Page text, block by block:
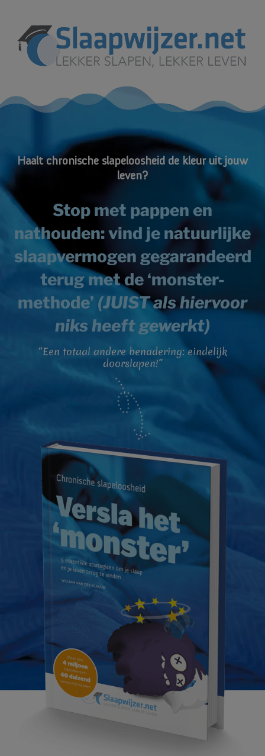
Haalt chronische slapeloosheid de kleur uit jouw
leven?
Stop met pappen en
nathouden: vind je natuurlijke
slaapvermogen gegarandeerd
terug met de ‘monster-
methode’ (JUIST als hiervoor
niks heeft gewerkt)
“Een totaal andere benadering: eindelijk
doorslapen!”